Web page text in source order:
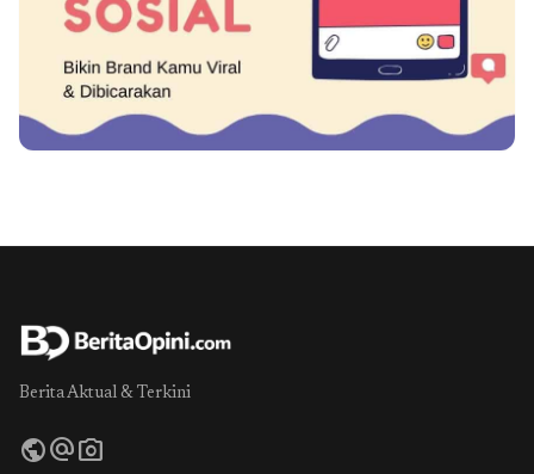
Berita Aktual & Terkini
publicalternate_emailphoto_camera